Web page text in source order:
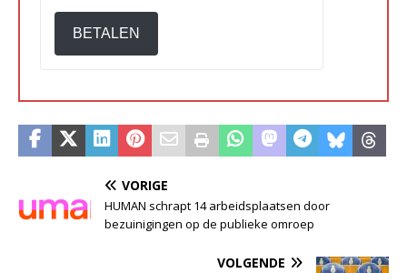
BETALEN
VORIGE
HUMAN schrapt 14 arbeidsplaatsen door
bezuinigingen op de publieke omroep
VOLGENDE